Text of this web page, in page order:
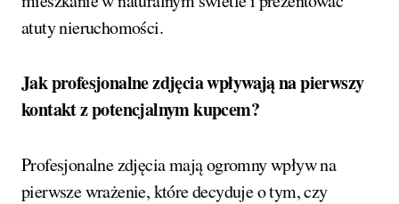
atuty nieruchomości.
Jak profesjonalne zdjęcia wpływają na pierwszy
kontakt z potencjalnym kupcem?
Profesjonalne zdjęcia mają ogromny wpływ na
pierwsze wrażenie, które decyduje o tym, czy